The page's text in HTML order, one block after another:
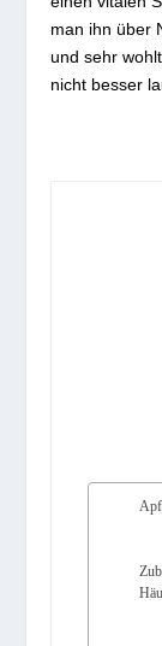
man ihn über
und sehr
nicht besser